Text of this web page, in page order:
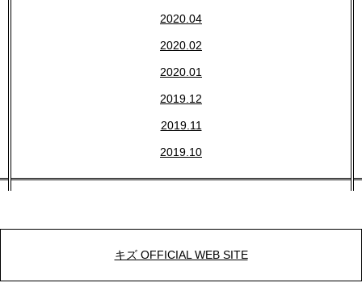
2020.04
2020.02
2020.01
2019.12
2019.11
2019.10
キズ OFFICIAL WEB SITE